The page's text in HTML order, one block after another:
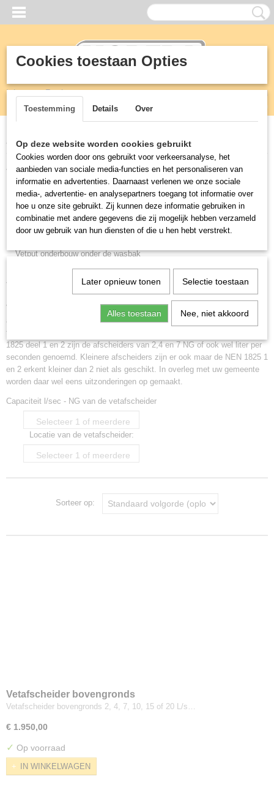
Inloggen Registreren
(0)
Home >Vetafscheiders>Vetput
Vetafscheiders
Vetafscheider kelder bovengronds
Ondergrondse vetafscheider, onder terras of trottoir
Vetafscheider binnen inbouw in uw vloer.
Vetput onderbouw onder de wasbak
Automatische vet en oliefilter
Vetafscheider met sanispeed pomp
Parts
Afvoergoot
Pompen
Afvalwater filters
Wasbakfilter of wasbak zeef
Vetput vetafscheiders
Voor ondergrondse toepassing, bovengrondse toepassing en tussen
afscheiders voor als u uw eigen leidingwerk in uw eigen locatie of pand
tegen vervuiling moet beschermen.Afscheiders die voldoen aan de NEN
1825 deel 1 en 2 zijn de afscheiders van 2,4 en 7 NG of ook wel liter per
seconden genoemd. Kleinere afscheiders zijn er ook maar de NEN 1825 1
en 2 erkent kleiner dan 2 niet als geschikt. In overleg met uw gemeente
worden daar wel eens uitzonderingen op gemaakt.
Capaciteit l/sec - NG van de vetafscheider
Selecteer 1 of meerdere
opties
Locatie van de vetafscheider:
Selecteer 1 of meerdere
Sorteer op:
Vetafscheider bovengronds
Vetafscheider bovengronds 2, 4, 7, 10, 15 of 20 L/s…
€ 1.950,00
✓ Op voorraad
IN WINKELWAGEN
Cookies toestaan Opties
Toestemming Details Over
Op deze website worden cookies gebruikt
Cookies worden door ons gebruikt voor verkeersanalyse, het
aanbieden van sociale media-functies en het personaliseren van
informatie en advertenties. Daarnaast verlenen we onze sociale
media-, advertentie- en analysepartners toegang tot informatie over
hoe u onze site gebruikt. Zij kunnen deze informatie gebruiken in
combinatie met andere gegevens die zij mogelijk hebben verzameld
door uw gebruik van hun diensten of die u hen hebt verstrekt.
Later opnieuw tonen Selectie toestaan
Alles toestaan Nee, niet akkoord